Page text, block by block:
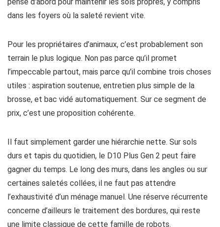
dans les foyers où la saleté revient vite.
Pour les propriétaires d’animaux, c’est probablement son
terrain le plus logique. Non pas parce qu’il promet
l’impeccable partout, mais parce qu’il combine trois choses
utiles : aspiration soutenue, entretien plus simple de la
brosse, et bac vidé automatiquement. Sur ce segment de
prix, c’est une proposition cohérente.
Il faut simplement garder une hiérarchie nette. Sur sols
durs et tapis du quotidien, le D10 Plus Gen 2 peut faire
gagner du temps. Le long des murs, dans les angles ou sur
certaines saletés collées, il ne faut pas attendre
l’exhaustivité d’un ménage manuel. Une réserve récurrente
concerne d’ailleurs le traitement des bordures, qui reste
une limite classique de cette famille de robots.